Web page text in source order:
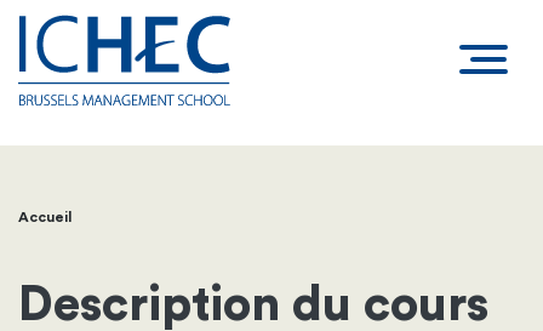
Fil
d'Ariane
Accueil
Description du cours